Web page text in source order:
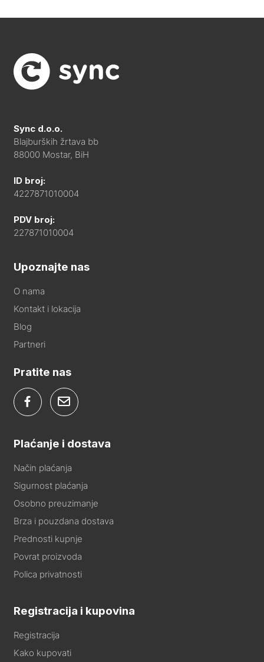
Sync d.o.o.
Blajburških žrtava bb
88000 Mostar, BiH
ID broj:
4227871010004
PDV broj:
227871010004
Upoznajte nas
O nama
Kontakt i lokacija
Blog
Partneri
Pratite nas
Plaćanje i dostava
Način plaćanja
Sigurnost plaćanja
Osobno preuzimanje
Brza i pouzdana dostava
Prednosti kupnje
Povrat proizvoda
Polica privatnosti
Registracija i kupovina
Registracija
Kako kupovati